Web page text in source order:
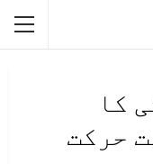
کا
حرکت